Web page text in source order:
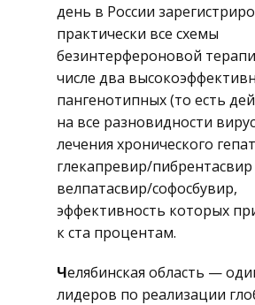
день в России
практически все схемы
безинтерфероновой
числе два
пангенотипных (то есть
на все разновидности
лечения хронического
глекапревир/пибрентасвир
велпатасвир/софосбувир,
эффективность которых
к ста процентам.
Челябинская область —
лидеров по реализации